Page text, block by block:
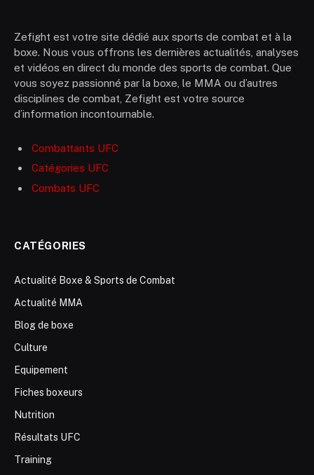
Zefight est votre site dédié aux sports de combat et à la
boxe. Nous vous offrons les dernières actualités, analyses
et vidéos en direct du monde des sports de combat. Que
vous soyez passionné par la boxe, le MMA ou d’autres
disciplines de combat, Zefight est votre source
d’information incontournable.
Combattants UFC
Catégories UFC
Combats UFC
CATÉGORIES
Actualité Boxe & Sports de Combat
Actualité MMA
Blog de boxe
Culture
Equipement
Fiches boxeurs
Nutrition
Résultats UFC
Training